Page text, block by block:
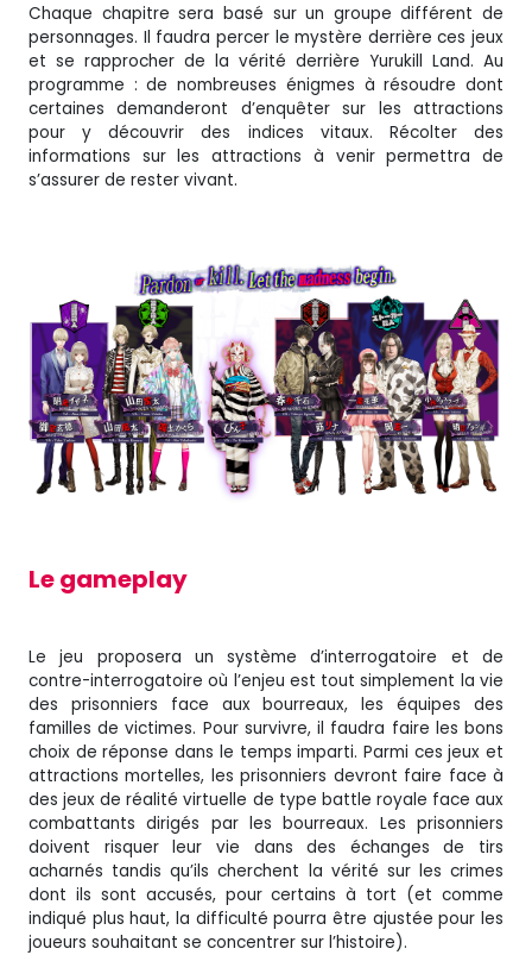
Chaque chapitre sera basé sur un groupe différent de
personnages. Il faudra percer le mystère derrière ces jeux
et se rapprocher de la vérité derrière Yurukill Land. Au
programme : de nombreuses énigmes à résoudre dont
certaines demanderont d’enquêter sur les attractions
pour y découvrir des indices vitaux. Récolter des
informations sur les attractions à venir permettra de
s’assurer de rester vivant.
Le gameplay
Le jeu proposera un système d’interrogatoire et de
contre-interrogatoire où l’enjeu est tout simplement la vie
des prisonniers face aux bourreaux, les équipes des
familles de victimes. Pour survivre, il faudra faire les bons
choix de réponse dans le temps imparti. Parmi ces jeux et
attractions mortelles, les prisonniers devront faire face à
des jeux de réalité virtuelle de type battle royale face aux
combattants dirigés par les bourreaux. Les prisonniers
doivent risquer leur vie dans des échanges de tirs
acharnés tandis qu’ils cherchent la vérité sur les crimes
dont ils sont accusés, pour certains à tort (et comme
indiqué plus haut, la difficulté pourra être ajustée pour les
joueurs souhaitant se concentrer sur l’histoire).